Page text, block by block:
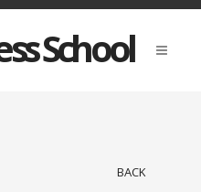
School
BACK